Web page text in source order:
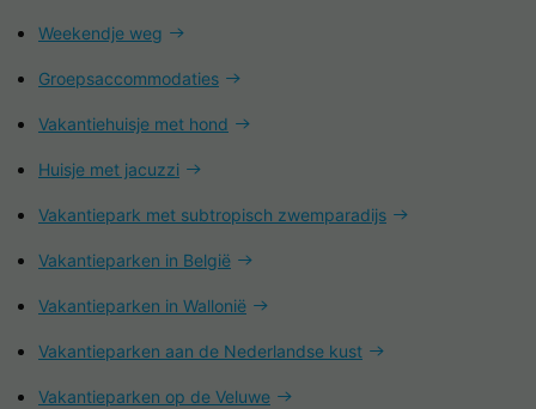
Weekendje weg
Groepsaccommodaties
Vakantiehuisje met hond
Huisje met jacuzzi
Vakantiepark met subtropisch zwemparadijs
Vakantieparken in België
Vakantieparken in Wallonië
Vakantieparken aan de Nederlandse kust
Vakantieparken op de Veluwe